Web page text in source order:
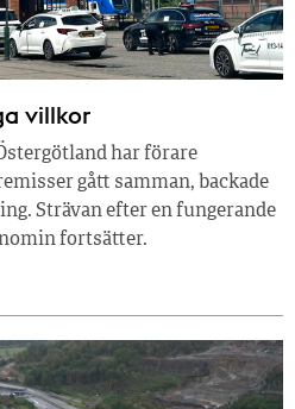
villkor
har förare
gått samman, backade
Strävan efter en fungerande
fortsätter.